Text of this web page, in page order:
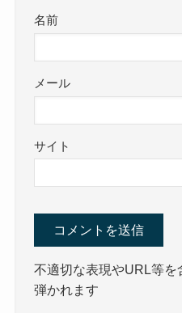
名前
メール
サイト
不適切な表現やURL等
弾かれます